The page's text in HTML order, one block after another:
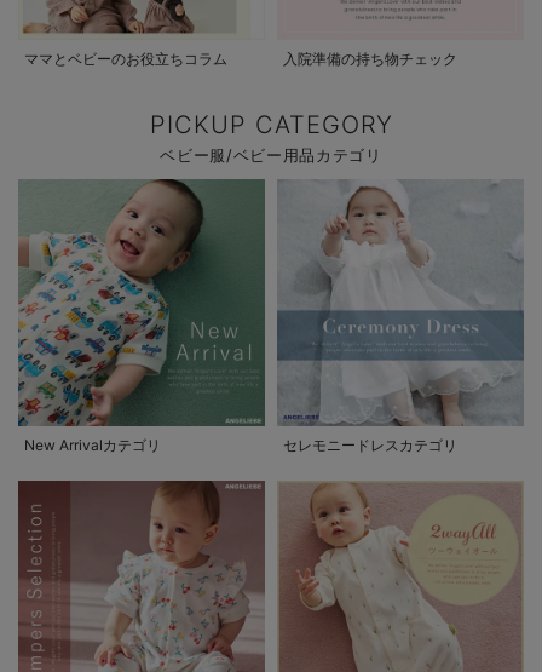
ママとベビーのお役立ちコラム 入院準備の持ち物チェック
PICKUP CATEGORY
ベビー服/ベビー用品カテゴリ
New Arrivalカテゴリ セレモニードレスカテゴリ